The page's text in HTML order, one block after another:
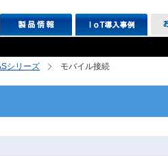
シリーズ モバイル接続